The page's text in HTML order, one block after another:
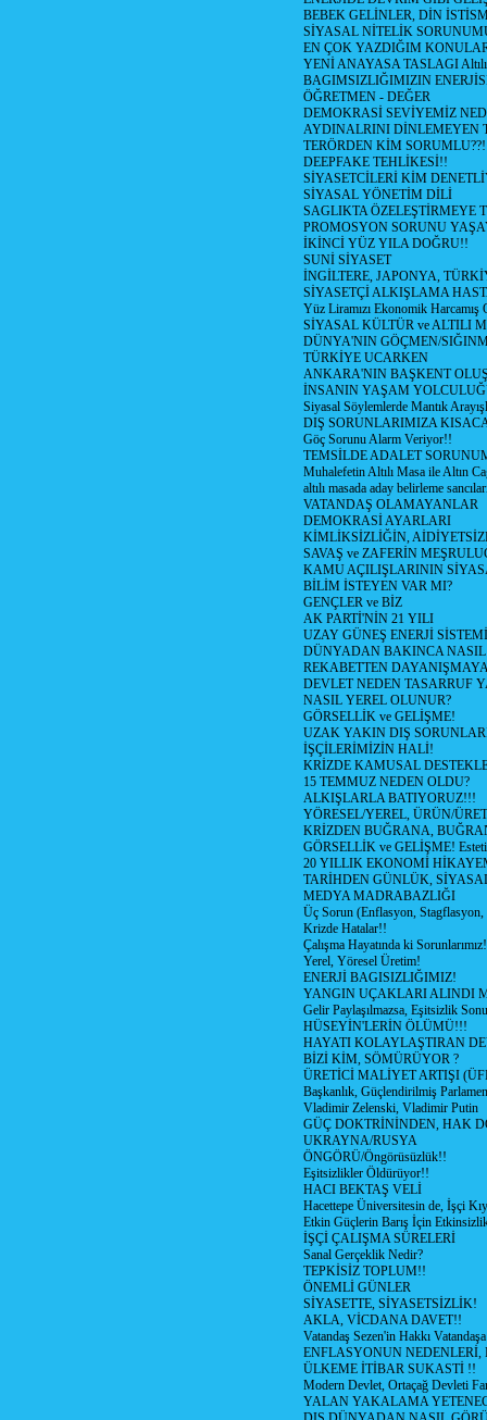
BEBEK GELİNLER, DİN
SİYASAL NİTELİK
EN ÇOK YAZDIĞIM
YENİ ANAYASA TASLAGI Altılı
BAGIMSIZLIĞIMIZIN
ÖĞRETMEN - DEĞER
DEMOKRASİ SEVİYEMİZ
AYDINALRINI DİNLEMEYEN
TERÖRDEN KİM
DEEPFAKE TEHLİKESİ!!
SİYASETCİLERİ KİM
SİYASAL YÖNETİM DİLİ
SAGLIKTA ÖZELEŞTİRMEYE
PROMOSYON SORUNU
İKİNCİ YÜZ YILA DOĞRU!!
SUNİ SİYASET
İNGİLTERE, JAPONYA,
SİYASETÇİ ALKIŞLAMA
Yüz Liramızı Ekonomik Harcamış
SİYASAL KÜLTÜR ve ALTILI
DÜNYA'NIN GÖÇMEN/
TÜRKİYE UCARKEN
ANKARA'NIN BAŞKENT
İNSANIN YAŞAM
Siyasal Söylemlerde Mantık
DIŞ SORUNLARIMIZA
Göç Sorunu Alarm Veriyor!!
TEMSİLDE ADALET
Muhalefetin Altılı Masa ile Altın
altılı masada aday belirleme
VATANDAŞ OLAMAYANLAR
DEMOKRASİ AYARLARI
KİMLİKSİZLİĞİN,
SAVAŞ ve ZAFERİN
KAMU AÇILIŞLARININ
BİLİM İSTEYEN VAR MI?
GENÇLER ve BİZ
AK PARTİ'NİN 21 YILI
UZAY GÜNEŞ ENERJİ SİSTEMİ
DÜNYADAN BAKINCA
REKABETTEN
DEVLET NEDEN TASARRUF
NASIL YEREL OLUNUR?
GÖRSELLİK ve GELİŞME!
UZAK YAKIN DIŞ
İŞÇİLERİMİZİN HALİ!
KRİZDE KAMUSAL
15 TEMMUZ NEDEN OLDU?
ALKIŞLARLA BATIYORUZ!!!
YÖRESEL/YEREL, ÜRÜN/
KRİZDEN BUĞRANA,
GÖRSELLİK ve GELİŞME!
20 YILLIK EKONOMİ
TARİHDEN GÜNLÜK,
MEDYA MADRABAZLIĞI
Üç Sorun (Enflasyon, Stagflasyon,
Krizde Hatalar!!
Çalışma Hayatında ki
Yerel, Yöresel Üretim!
ENERJİ BAGISIZLIĞIMIZ!
YANGIN UÇAKLARI ALINDI
Gelir Paylaşılmazsa, Eşitsizlik
HÜSEYİN'LERİN ÖLÜMÜ!!!
HAYATI KOLAYLAŞTIRAN
BİZİ KİM, SÖMÜRÜYOR ?
ÜRETİCİ MALİYET ARTIŞI
Başkanlık, Güçlendirilmiş
Vladimir Zelenski, Vladimir Putin
GÜÇ DOKTRİNİNDEN, HAK
UKRAYNA/RUSYA
ÖNGÖRÜ/Öngörüsüzlük!!
Eşitsizlikler Öldürüyor!!
HACI BEKTAŞ VELİ
Hacettepe Üniversitesin de, İşçi
Etkin Güçlerin Barış İçin
İŞÇİ ÇALIŞMA SÜRELERİ
Sanal Gerçeklik Nedir?
TEPKİSİZ TOPLUM!!
ÖNEMLİ GÜNLER
SİYASETTE, SİYASETSİZLİK!
AKLA, VİCDANA DAVET!!
Vatandaş Sezen'in Hakkı
ENFLASYONUN NEDENLERİ,
ÜLKEME İTİBAR SUKASTİ !!
Modern Devlet, Ortaçağ Devleti
YALAN YAKALAMA